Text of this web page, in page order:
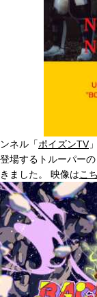
ンネル「ポイズンTV
登場するトルーパー
きました。 映像はこ